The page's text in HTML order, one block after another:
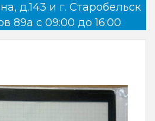
д.143 и г. Старобельск
89а с 09:00 до 16:00